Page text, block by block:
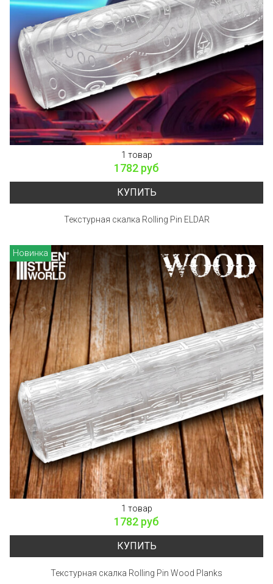
1 товар
1782 руб
КУПИТЬ
Текстурная скалка Rolling Pin ELDAR
Новинка
1 товар
1782 руб
КУПИТЬ
Текстурная скалка Rolling Pin Wood Planks